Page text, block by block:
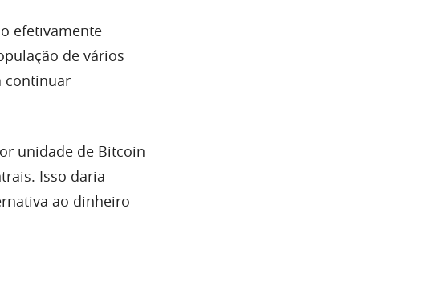
efetivamente
de vários
continuar
unidade de Bitcoin
Isso daria
ao dinheiro